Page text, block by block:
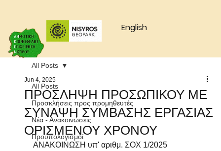
English
All Posts
Προσκλήσεις προς προμηθευτές
Νέα - Ανακοινώσεις
Προυπολογισμοί
All Posts
ΠΡΟΣΛΗΨΗ ΠΡΟΣΩΠΙΚΟΥ ΜΕ
ΣΥΝΑΨΗ ΣΥΜΒΑΣΗΣ ΕΡΓΑΣΙΑΣ
ΟΡΙΣΜΕΝΟΥ ΧΡΟΝΟΥ
Jun 4, 2025
ΑΝΑΚΟΙΝΩΣΗ υπ' αριθμ. ΣΟΧ 1/2025